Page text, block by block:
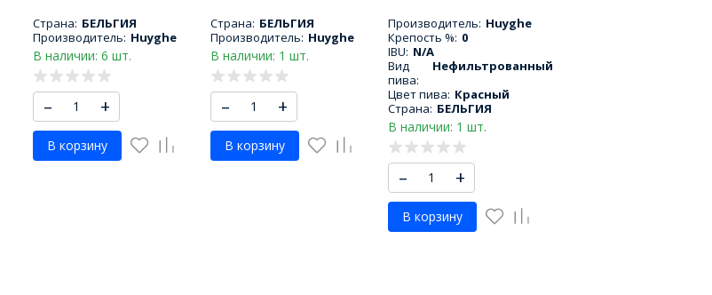
Страна: БЕЛЬГИЯ
Производитель: Huyghe
В наличии: 6 шт.
– +
В корзину
Страна: БЕЛЬГИЯ
Производитель: Huyghe
В наличии: 1 шт.
– +
В корзину
безалкогольный вишневый
330 МЛ
Производитель: Huyghe
Крепость %: 0
IBU: N/A
Вид
пива:
Нефильтрованный
Цвет пива: Красный
Страна: БЕЛЬГИЯ
В наличии: 1 шт.
– +
В корзину